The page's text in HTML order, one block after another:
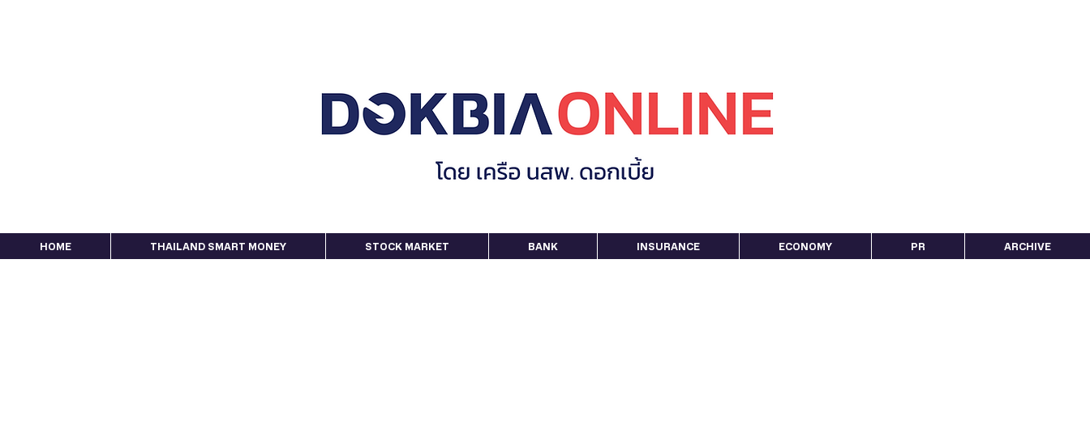
HOME THAILAND SMART MONEY STOCK MARKET BANK INSURANCE ECONOMY PR ARCHIVE